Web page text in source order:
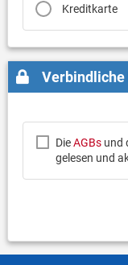
Kreditkarte
Verbindliche
DieAGBsund
gelesen und